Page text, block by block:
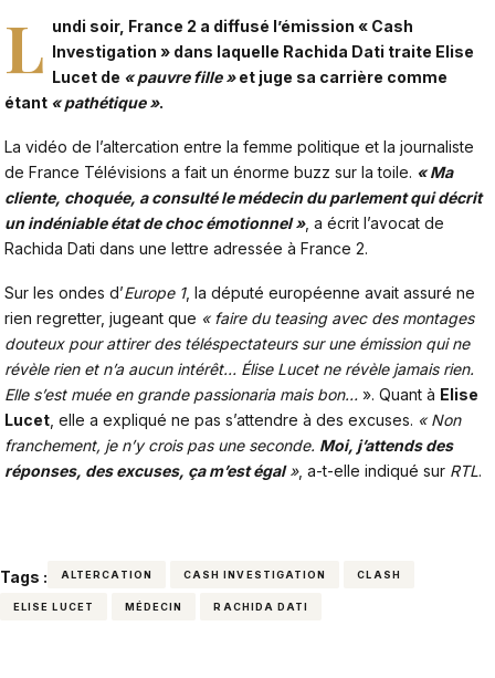
L undi soir, France 2 a diffusé l’émission « Cash
Investigation » dans laquelle Rachida Dati traite Elise
Lucet de « pauvre fille »et juge sa carrière comme
étant « pathétique ».
La vidéo de l’altercation entre la femme politique et la journaliste
de France Télévisions a fait un énorme buzz sur la toile. « Ma
cliente, choquée, a consulté le médecin du parlement qui décrit
un indéniable état de choc émotionnel », a écrit l’avocat de
Rachida Dati dans une lettre adressée à France 2.
Sur les ondes d’Europe 1, la député européenne avait assuré ne
rien regretter, jugeant que « faire du teasing avec des montages
douteux pour attirer des téléspectateurs sur une émission qui ne
révèle rien et n’a aucun intérêt… Élise Lucet ne révèle jamais rien.
Elle s’est muée en grande passionaria mais bon… ». Quant à Elise
Lucet , elle a expliqué ne pas s’attendre à des excuses. « Non
franchement, je n’y crois pas une seconde. Moi, j’attends des
réponses, des excuses, ça m’est égal», a-t-elle indiqué sur RTL.
Tags : ALTERCATION CASH INVESTIGATION CLASH
ELISE LUCET MÉDECIN RACHIDA DATI